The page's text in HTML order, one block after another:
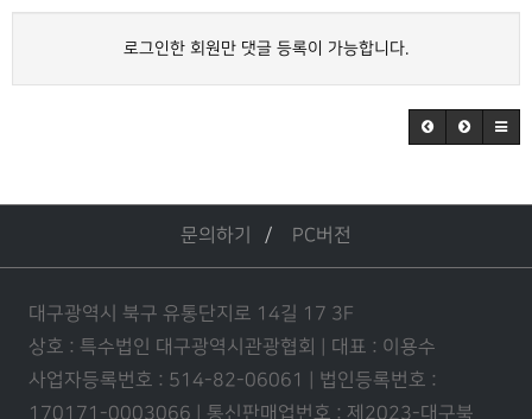
로그인한 회원만 댓글 등록이 가능합니다.
문의하기 PC버전
대구광역시 북구 유통단지로 14길 17 3F
상호 : 특수법인 대구광역시관광협회 | 대표 : 이용수
사업자등록번호 : 514-82-06061 | 법인등록번호 :
170171-0003066 | 통신판매업번호 : 제2023-대구북